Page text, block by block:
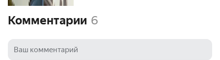
Комментарии 6